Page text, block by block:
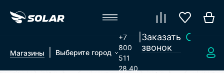
Магазины Выберите город
+7
800
511
28 40
|Заказать
звонок